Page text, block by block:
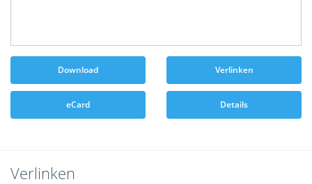
Download Verlinken
eCard Details
Verlinken